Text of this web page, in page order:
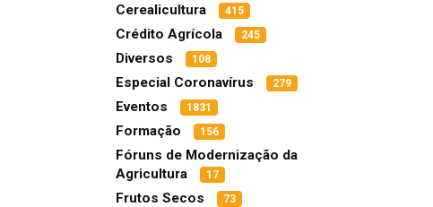
Cerealicultura 415
Crédito Agrícola 245
Diversos 108
Especial Coronavírus 279
Eventos 1831
Formação 156
Fóruns de Modernização da
Agricultura
17
Frutos Secos 73